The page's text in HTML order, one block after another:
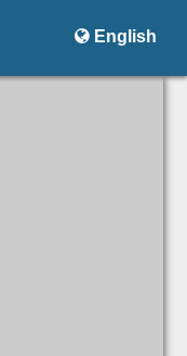
 English